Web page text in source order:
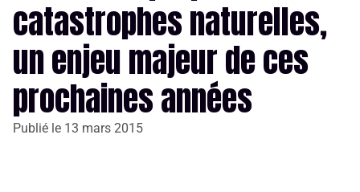
catastrophes naturelles,
un enjeu majeur de ces
prochaines années
Publié le 13 mars 2015